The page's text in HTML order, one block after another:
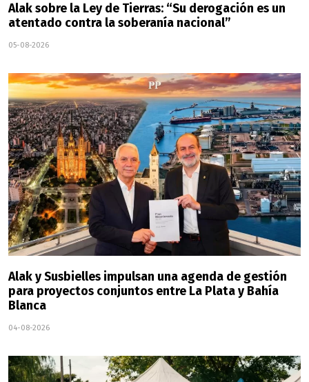
Alak sobre la Ley de Tierras: “Su derogación es un
atentado contra la soberanía nacional”
05-08-2026
Alak y Susbielles impulsan una agenda de gestión
para proyectos conjuntos entre La Plata y Bahía
Blanca
04-08-2026